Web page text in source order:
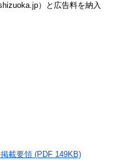
）と広告料を納入
載要領 (PDF 149KB)